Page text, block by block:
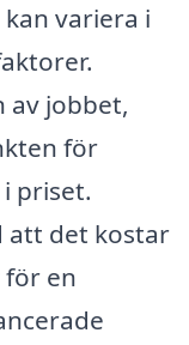
variera i
av jobbet,
för
priset.
att det kostar
för en